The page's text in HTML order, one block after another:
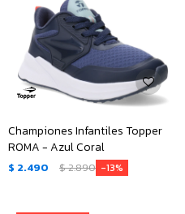
Championes Infantiles Topper
ROMA - Azul Coral
$ 2.490 $2.890 13